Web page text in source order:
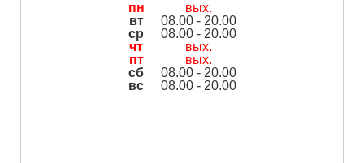
пн
вых.
вт
08.00 - 20.00
ср
08.00 - 20.00
чт
вых.
пт
вых.
сб
08.00 - 20.00
вс
08.00 - 20.00